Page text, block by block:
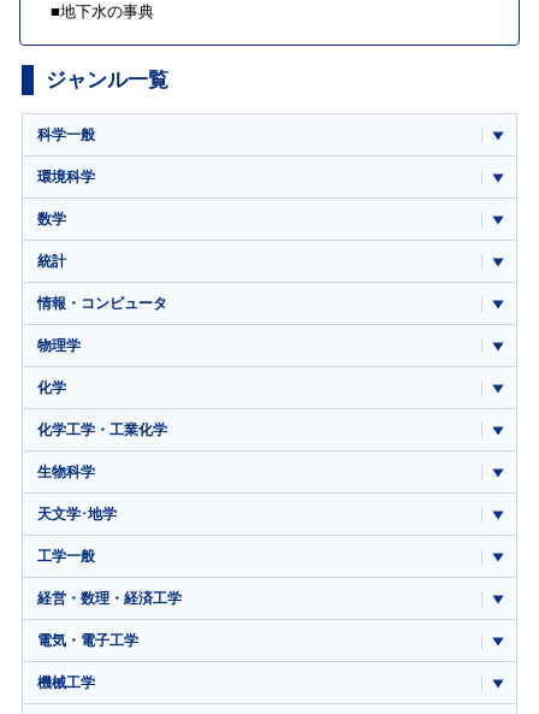
■地下水の事典
ジャンル一覧
科学一般
環境科学
数学
統計
情報・コンピュータ
物理学
化学
化学工学・工業化学
生物科学
天文学･地学
工学一般
経営・数理・経済工学
電気・電子工学
機械工学